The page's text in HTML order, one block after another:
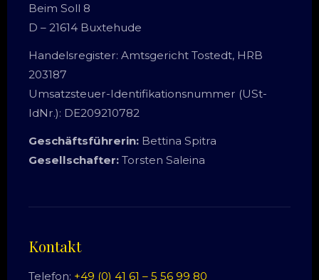
Beim Soll 8
D – 21614 Buxtehude
Handelsregister: Amtsgericht Tostedt, HRB
203187
Umsatzsteuer-Identifikationsnummer (USt-
IdNr.): DE209210782
Geschäftsführerin: Bettina Spitra
Gesellschafter: Torsten Saleina
Kontakt
Telefon: +49 (0) 41 61 – 5 56 99 80